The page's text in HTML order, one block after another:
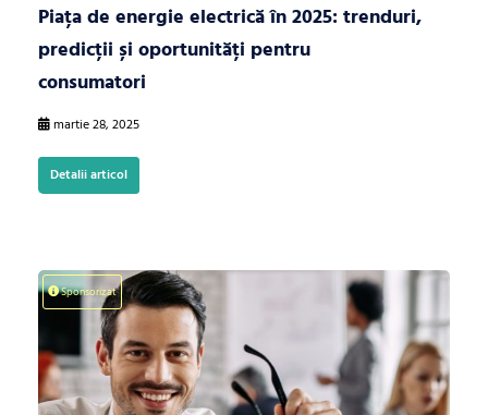
Piața de energie electrică în 2025: trenduri,
predicții și oportunități pentru
consumatori
martie 28, 2025
Detalii articol
Sponsorizat